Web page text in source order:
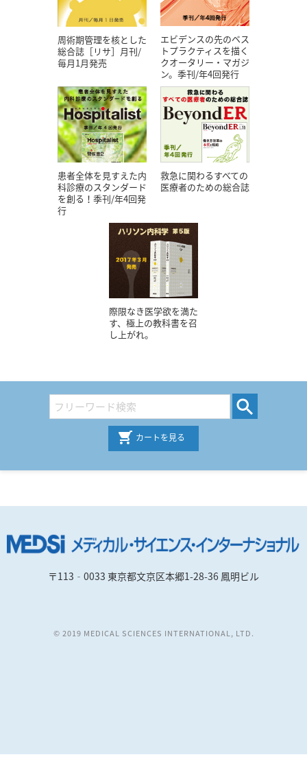
周術期管理を核とした
総合誌［リサ］月刊/
毎月1月発売
エビデンスの先のベス
トプラクティスを描く
クオータリー・マガジ
ン。季刊/年4回発行
患者全体を見すえた内
科診療のスタンダード
を創る！季刊/年4回発
行
救急に関わるすべての
医療者のための総合誌
際限なき医学欲を満た
す、極上の教科書を召
し上がれ。
カートを見る
〒113‐0033 東京都文京区本郷1-28-36 鳳明ビル
© 2019 MEDICAL SCIENCES INTERNATIONAL, LTD.